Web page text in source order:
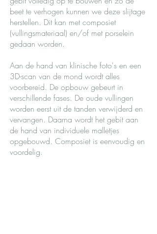
beet te verhogen kunnen we deze slijtage
herstellen. Dit kan met composiet
(vullingsmateriaal) en/of met porselein
gedaan worden.
Aan de hand van klinische foto's en een
3D-scan van de mond wordt alles
voorbereid. De opbouw gebeurt in
verschillende fases. De oude vullingen
worden eerst uit de tanden verwijderd en
vervangen. Daarna wordt het gebit aan
de hand van individuele malletjes
opgebouwd. Composiet is eenvoudig en
voordelig.